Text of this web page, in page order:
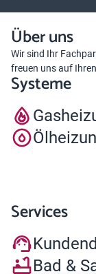
Über uns
Wir sind Ihr
freuen uns auf
Systeme
Services
Bad &